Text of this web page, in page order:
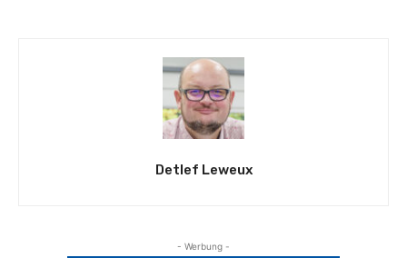
Detlef Leweux
- Werbung -